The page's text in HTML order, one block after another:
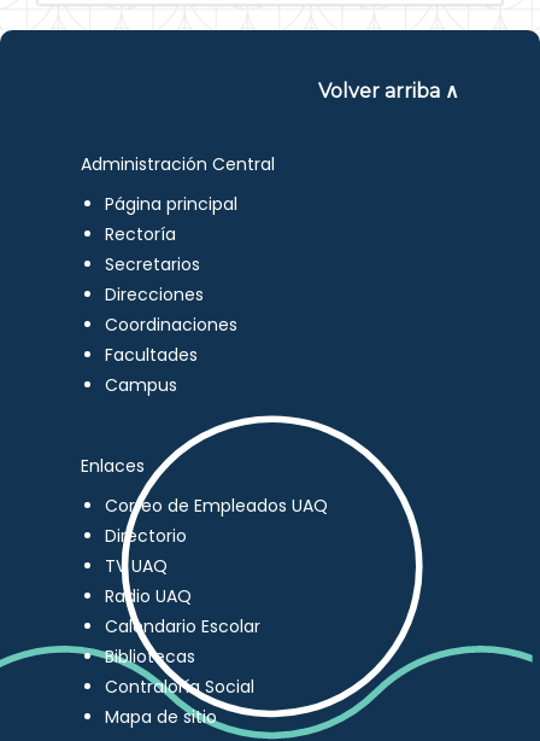
Volver arriba ∧
Administración Central
Página principal
Rectoría
Secretarios
Direcciones
Coordinaciones
Facultades
Campus
Enlaces
Correo de Empleados UAQ
Directorio
TV UAQ
Radio UAQ
Calendario Escolar
Bibliotecas
Contraloría Social
Mapa de sitio